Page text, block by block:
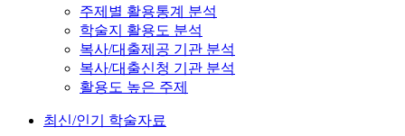
주제별 활용통계 분석
학술지 활용도 분석
복사/대출제공 기관 분석
복사/대출신청 기관 분석
활용도 높은 주제
최신/인기 학술자료